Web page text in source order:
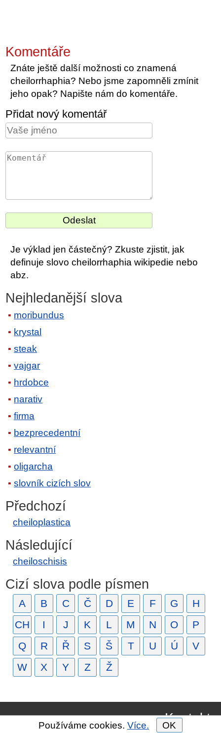
Komentáře
Znáte ještě další možnosti co znamená
cheilorrhaphia? Nebo jsme zapomněli zmínit
jeho opak? Napište nám do komentáře.
Přidat nový komentář
Je výklad jen částečný? Zkuste zjistit, jak
definuje slovo cheilorrhaphia wikipedie nebo
abz.
Nejhledanější slova
moribundus
krystal
steak
vajgar
hrdobce
narativ
firma
bezprecedentní
relevantní
oligarcha
slovník cizích slov
Předchozí
cheiloplastica
Následující
cheiloschisis
Cizí slova podle písmen
A B C Č D E F G
H
CH
I J K L M N O
P
Q
R Ř S Š T U Ú
V
W
X Y Z Ž
Kontakt
Používáme cookies. Více. OK